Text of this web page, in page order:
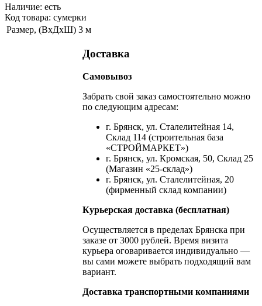
Наличие: есть
Код товара: сумерки
Размер, (ВхДхШ) 3 м
Доставка
Самовывоз
Забрать свой заказ самостоятельно можно
по следующим адресам:
г. Брянск, ул. Сталелитейная 14,
Склад 114 (строительная база
«СТРОЙМАРКЕТ»)
г. Брянск, ул. Кромская, 50, Склад 25
(Магазин «25-склад»)
г. Брянск, ул. Сталелитейная, 20
(фирменный склад компании)
Курьерская доставка (бесплатная)
Осуществляется в пределах Брянска при
заказе от 3000 рублей. Время визита
курьера оговаривается индивидуально —
вы сами можете выбрать подходящий вам
вариант.
Доставка транспортными компаниями